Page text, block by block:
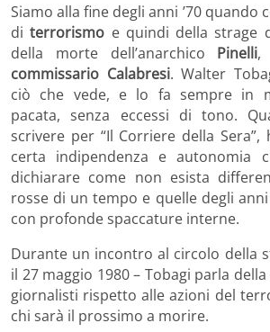
Siamo alla fine degli anni ’70 quando
diterrorismo e quindi della strage
della morte dell’anarchico Pinelli,
commissario Calabresi. Walter
ciò che vede, e lo fa sempre in
pacata, senza eccessi di tono.
scrivere per “Il Corriere della Sera”,
certa indipendenza e autonomia
dichiarare come non esista
rosse di un tempo e quelle degli anni
con profonde spaccature interne.
Durante un incontro al circolo della
il 27 maggio 1980 – Tobagi parla della
giornalisti rispetto alle azioni del
chi sarà il prossimo a morire.